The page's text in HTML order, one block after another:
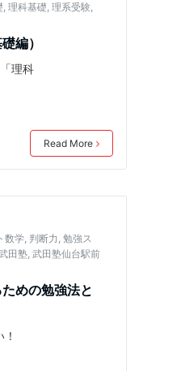
,理科基礎,理系受験,
編）
理科
Read More
数学, 判断力 ,勉強ス
田塾,武田塾仙台駅前
めの勉強法と